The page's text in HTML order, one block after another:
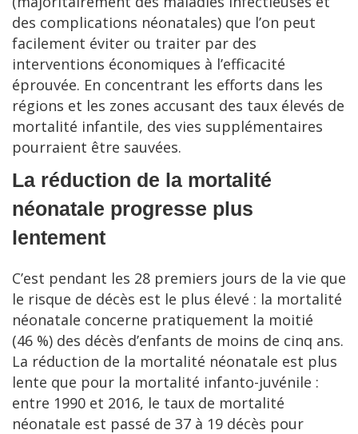
des complications néonatales) que l’on peut
facilement éviter ou traiter par des
interventions économiques à l’efficacité
éprouvée. En concentrant les efforts dans les
régions et les zones accusant des taux élevés de
mortalité infantile, des vies supplémentaires
pourraient être sauvées.
La réduction de la mortalité
néonatale progresse plus
lentement
C’est pendant les 28 premiers jours de la vie que
le risque de décès est le plus élevé : la mortalité
néonatale concerne pratiquement la moitié
(46 %) des décès d’enfants de moins de cinq ans.
La réduction de la mortalité néonatale est plus
lente que pour la mortalité infanto-juvénile :
entre 1990 et 2016, le taux de mortalité
néonatale est passé de 37 à 19 décès pour